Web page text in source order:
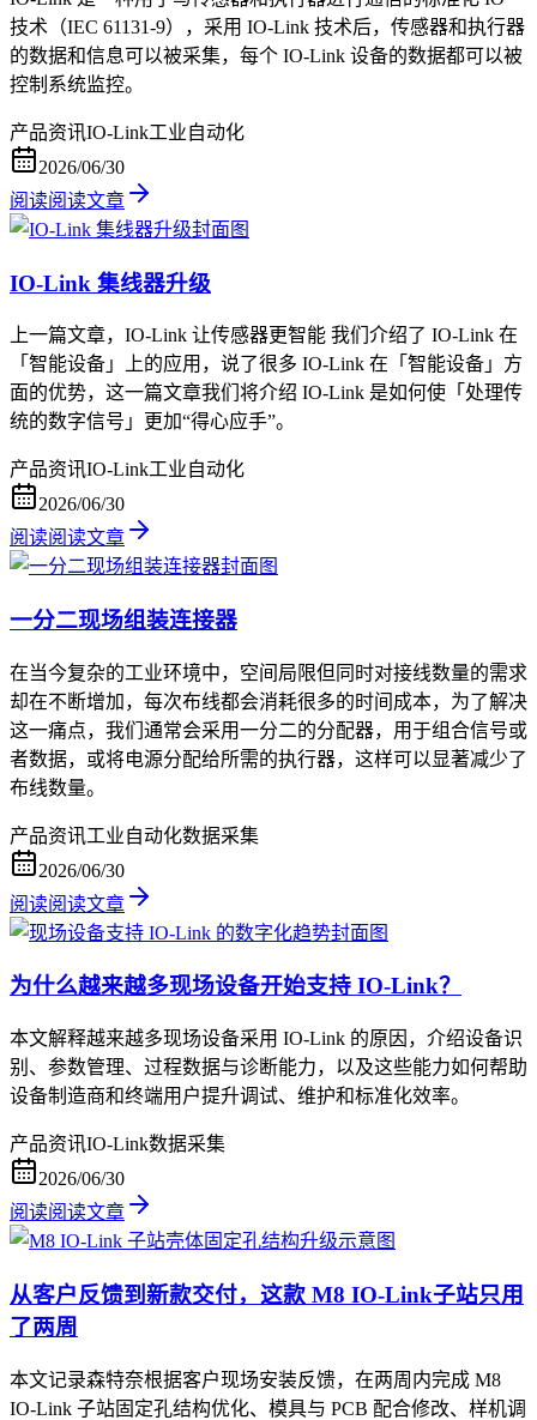
技术（IEC 61131-9），采用 IO-Link 技术后，传感器和执行器
的数据和信息可以被采集，每个 IO-Link 设备的数据都可以被
控制系统监控。
产品资讯IO-Link工业自动化
2026/06/30
阅读阅读文章
IO-Link 集线器升级
上一篇文章，IO-Link 让传感器更智能 我们介绍了 IO-Link 在
「智能设备」上的应用，说了很多 IO-Link 在「智能设备」方
面的优势，这一篇文章我们将介绍 IO-Link 是如何使「处理传
统的数字信号」更加“得心应手”。
产品资讯IO-Link工业自动化
2026/06/30
阅读阅读文章
一分二现场组装连接器
在当今复杂的工业环境中，空间局限但同时对接线数量的需求
却在不断增加，每次布线都会消耗很多的时间成本，为了解决
这一痛点，我们通常会采用一分二的分配器，用于组合信号或
者数据，或将电源分配给所需的执行器，这样可以显著减少了
布线数量。
产品资讯工业自动化数据采集
2026/06/30
阅读阅读文章
为什么越来越多现场设备开始支持 IO-Link？
本文解释越来越多现场设备采用 IO-Link 的原因，介绍设备识
别、参数管理、过程数据与诊断能力，以及这些能力如何帮助
设备制造商和终端用户提升调试、维护和标准化效率。
产品资讯IO-Link数据采集
2026/06/30
阅读阅读文章
从客户反馈到新款交付，这款 M8 IO-Link子站只用
了两周
本文记录森特奈根据客户现场安装反馈，在两周内完成 M8
IO-Link 子站固定孔结构优化、模具与 PCB 配合修改、样机调